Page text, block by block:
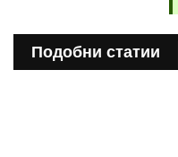
Подобни статии